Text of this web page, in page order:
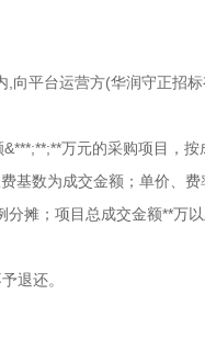
向平台运营方(华润守正招
万元的采购项目，
基数为成交金额；单价、
摊；项目总成交金额**万
退还。